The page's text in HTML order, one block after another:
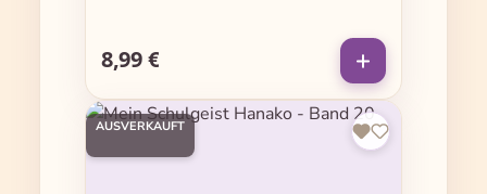
Regulärer Preis:
8,99 €
AUSVERKAUFT